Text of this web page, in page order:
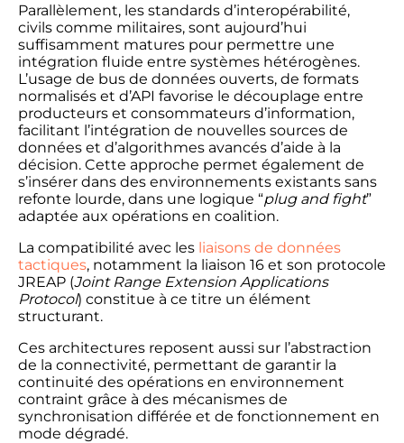
Parallèlement, les standards d’interopérabilité,
civils comme militaires, sont aujourd’hui
suffisamment matures pour permettre une
intégration fluide entre systèmes hétérogènes.
L’usage de bus de données ouverts, de formats
normalisés et d’API favorise le découplage entre
producteurs et consommateurs d’information,
facilitant l’intégration de nouvelles sources de
données et d’algorithmes avancés d’aide à la
décision. Cette approche permet également de
s’insérer dans des environnements existants sans
refonte lourde, dans une logique “plug and fight”
adaptée aux opérations en coalition.
La compatibilité avec les liaisons de données
tactiques, notamment la liaison 16 et son protocole
JREAP (Joint Range Extension Applications
Protocol) constitue à ce titre un élément
structurant.
Ces architectures reposent aussi sur l’abstraction
de la connectivité, permettant de garantir la
continuité des opérations en environnement
contraint grâce à des mécanismes de
synchronisation différée et de fonctionnement en
mode dégradé.